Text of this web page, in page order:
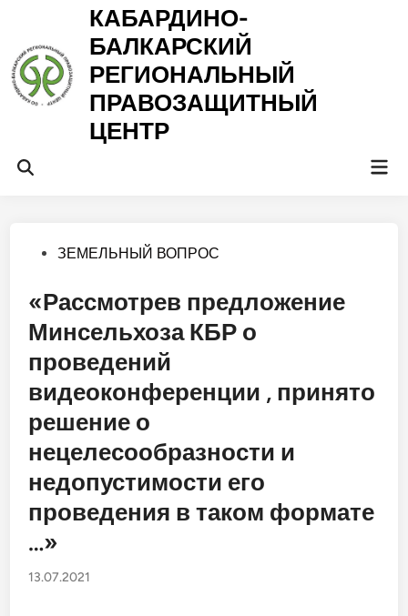
содержимому
КАБАРДИНО-
БАЛКАРСКИЙ
РЕГИОНАЛЬНЫЙ
ПРАВОЗАЩИТНЫЙ
ЦЕНТР
Открыть
Опубликовано
ЗЕМЕЛЬНЫЙ ВОПРОС
«Рассмотрев предложение
Минсельхоза КБР о
проведений
видеоконференции , принято
решение о
нецелесообразности и
недопустимости его
проведения в таком формате
…»
13.07.2021